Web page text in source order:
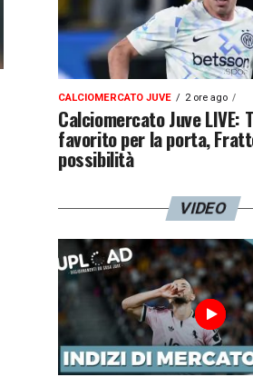
CALCIOMERCATO JUVE 2 ore ago
Calciomercato Juve LIVE:
favorito per la porta,
possibilità
VIDEO